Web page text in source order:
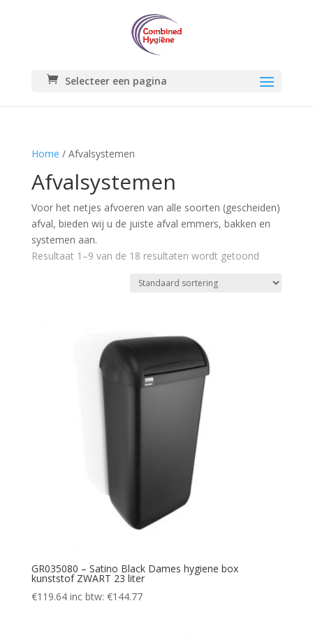
Selecteer een pagina
Home / Afvalsystemen
Afvalsystemen
Voor het netjes afvoeren van alle soorten (gescheiden)
afval, bieden wij u de juiste afval emmers, bakken en
systemen aan.
Resultaat 1–9 van de 18 resultaten wordt getoond
GR035080 – Satino Black Dames hygiene box
kunststof ZWART 23 liter
€119.64 inc btw: €144.77